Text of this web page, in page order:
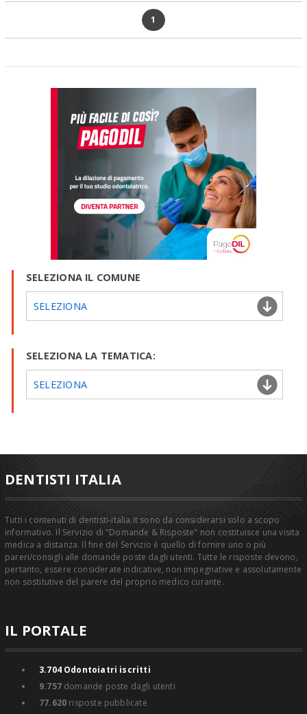
1
SELEZIONA IL COMUNE
SELEZIONA
SELEZIONA LA TEMATICA:
SELEZIONA
DENTISTI ITALIA
Tutti i contenuti di dentisti-italia.it sono da considerarsi solo a scopo
informativo. Il Servizio di "Domande & Risposte" non costituisce una visita
medica a distanza. Il fine del Servizio è quello di fornire uno o più
pareri/consigli alle domande poste dagli utenti. Tutte le risposte devono,
pertanto, essere considerate indicative, non impegnative e assolutamente
non sostitutive del parere del proprio medico curante.
IL PORTALE
3.704Odontoiatri iscritti
9.757domande poste dagli utenti
77.620 risposte pubblicate